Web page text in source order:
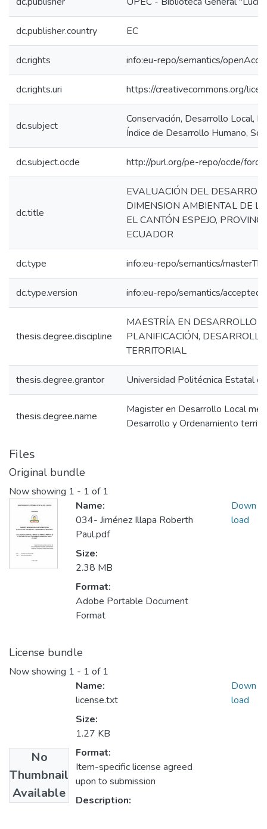
dc.publisher.country EC
dc.rights info:eu-repo/semantics/
dc.rights.uri https://creativecommons.org/
dc.subject
Conservación, Desarrollo Local,
Índice de Desarrollo Humano,
dc.subject.ocde http://purl.org/pe-repo/ocde/
dc.title
EVALUACIÓN DEL
DIMENSION AMBIENTAL DE
EL CANTÓN ESPEJO,
ECUADOR
dc.type info:eu-repo/semantics/
dc.type.version info:eu-repo/semantics/
thesis.degree.discipline
MAESTRÍA EN DESARROLLO
PLANIFICACIÓN,
TERRITORIAL
thesis.degree.grantor Universidad Politécnica Estatal
thesis.degree.name
Magister en Desarrollo Local
Desarrollo y Ordenamiento
Files
Original bundle
Now showing 1 - 1 of 1
Name:
034- Jiménez Illapa Roberth
Paul.pdf
Size:
2.38 MB
Format:
Adobe Portable Document
Format
Down
load
License bundle
Now showing 1 - 1 of 1
No
Thumbnail
Available
Name:
license.txt
Size:
1.27 KB
Format:
Item-specific license agreed
upon to submission
Description:
Down
load